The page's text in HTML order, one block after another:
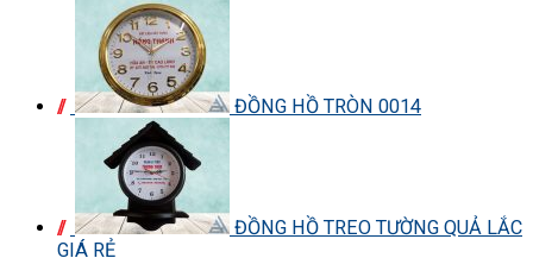
ĐỒNG HỒ TRÒN 0014
ĐỒNG HỒ TREO TƯỜNG QUẢ LẮC
GIÁ RẺ